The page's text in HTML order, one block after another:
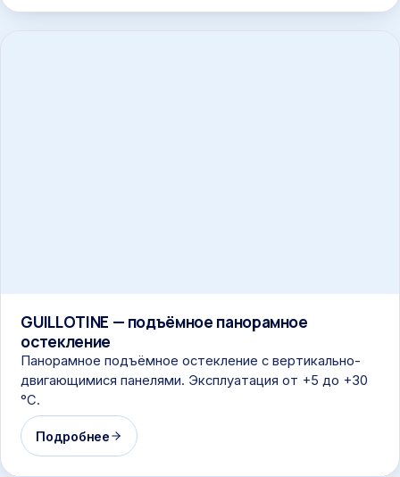
GUILLOTINE — подъёмное панорамное
остекление
Панорамное подъёмное остекление с вертикально-
двигающимися панелями. Эксплуатация от +5 до +30
°C.
Подробнее